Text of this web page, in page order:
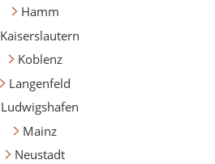
Hamm
Kaiserslautern
Koblenz
Langenfeld
Ludwigshafen
Mainz
Neustadt